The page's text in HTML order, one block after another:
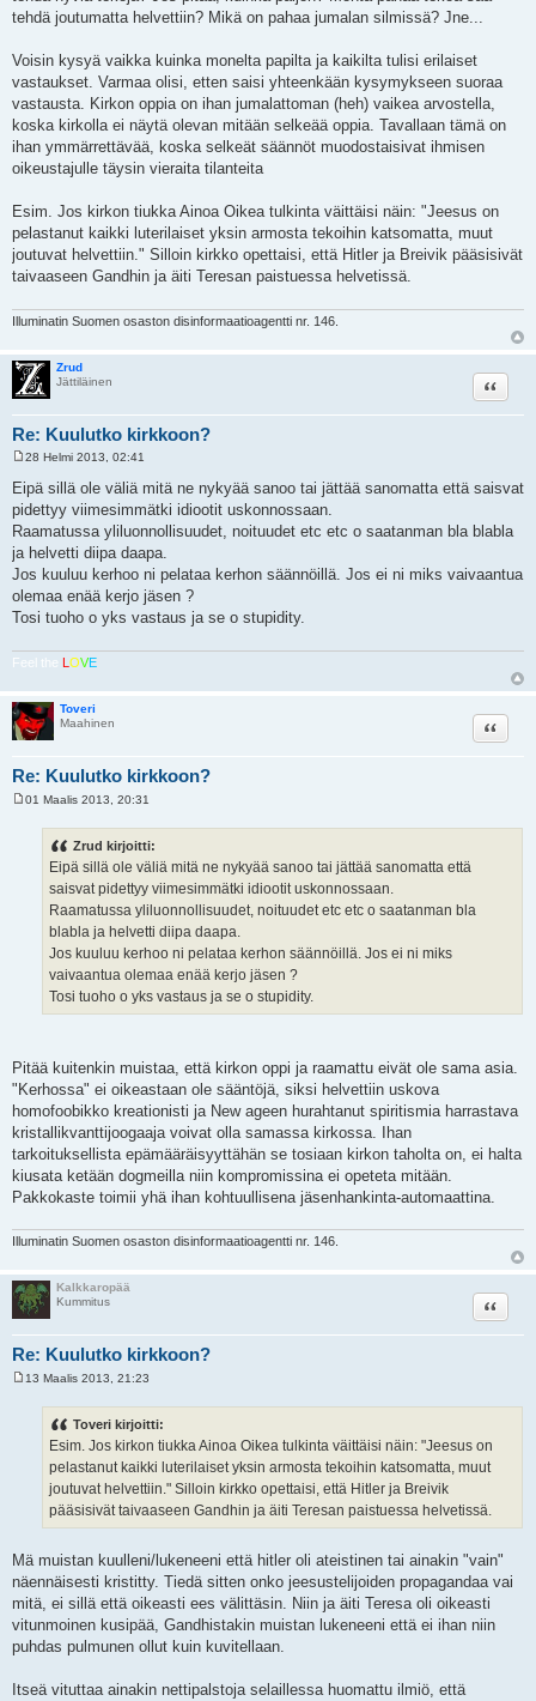
tehdä joutumatta helvettiin? Mikä on pahaa jumalan silmissä? Jne...
Voisin kysyä vaikka kuinka monelta papilta ja kaikilta tulisi erilaiset
vastaukset. Varmaa olisi, etten saisi yhteenkään kysymykseen suoraa
vastausta. Kirkon oppia on ihan jumalattoman (heh) vaikea arvostella,
koska kirkolla ei näytä olevan mitään selkeää oppia. Tavallaan tämä on
ihan ymmärrettävää, koska selkeät säännöt muodostaisivat ihmisen
oikeustajulle täysin vieraita tilanteita
Esim. Jos kirkon tiukka Ainoa Oikea tulkinta väittäisi näin: "Jeesus on
pelastanut kaikki luterilaiset yksin armosta tekoihin katsomatta, muut
joutuvat helvettiin." Silloin kirkko opettaisi, että Hitler ja Breivik pääsisivät
taivaaseen Gandhin ja äiti Teresan paistuessa helvetissä.
Illuminatin Suomen osaston disinformaatioagentti nr. 146.
Zrud
Jättiläinen
Re: Kuulutko kirkkoon?
Lainaa
i
e
s
t
i
28 Helmi 2013, 02:41
Eipä sillä ole väliä mitä ne nykyää sanoo tai jättää sanomatta että saisvat
pidettyy viimesimmätki idiootit uskonnossaan.
Raamatussa yliluonnollisuudet, noituudet etc etc o saatanman bla blabla
ja helvetti diipa daapa.
Jos kuuluu kerhoo ni pelataa kerhon säännöillä. Jos ei ni miks vaivaantua
olemaa enää kerjo jäsen ?
Tosi tuoho o yks vastaus ja se o stupidity.
Feel the L OVE
Toveri
Maahinen
Re: Kuulutko kirkkoon?
Lainaa
01 Maalis 2013, 20:31
Zrud kirjoitti:
Eipä sillä ole väliä mitä ne nykyää sanoo tai jättää sanomatta että
saisvat pidettyy viimesimmätki idiootit uskonnossaan.
Raamatussa yliluonnollisuudet, noituudet etc etc o saatanman bla
blabla ja helvetti diipa daapa.
Jos kuuluu kerhoo ni pelataa kerhon säännöillä. Jos ei ni miks
vaivaantua olemaa enää kerjo jäsen ?
Tosi tuoho o yks vastaus ja se o stupidity.
Pitää kuitenkin muistaa, että kirkon oppi ja raamattu eivät ole sama asia.
"Kerhossa" ei oikeastaan ole sääntöjä, siksi helvettiin uskova
homofoobikko kreationisti ja New ageen hurahtanut spiritismia harrastava
kristallikvanttijoogaaja voivat olla samassa kirkossa. Ihan
tarkoituksellista epämääräisyyttähän se tosiaan kirkon taholta on, ei halta
kiusata ketään dogmeilla niin kompromissina ei opeteta mitään.
Pakkokaste toimii yhä ihan kohtuullisena jäsenhankinta-automaattina.
Illuminatin Suomen osaston disinformaatioagentti nr. 146.
Kalkkaropää
Kummitus
Re: Kuulutko kirkkoon?
Lainaa
13 Maalis 2013, 21:23
Toveri kirjoitti:
Esim. Jos kirkon tiukka Ainoa Oikea tulkinta väittäisi näin: "Jeesus on
pelastanut kaikki luterilaiset yksin armosta tekoihin katsomatta, muut
joutuvat helvettiin." Silloin kirkko opettaisi, että Hitler ja Breivik
pääsisivät taivaaseen Gandhin ja äiti Teresan paistuessa helvetissä.
Mä muistan kuulleni/lukeneeni että hitler oli ateistinen tai ainakin "vain"
näennäisesti kristitty. Tiedä sitten onko jeesustelijoiden propagandaa vai
mitä, ei sillä että oikeasti ees välittäsin. Niin ja äiti Teresa oli oikeasti
vitunmoinen kusipää, Gandhistakin muistan lukeneeni että ei ihan niin
puhdas pulmunen ollut kuin kuvitellaan.
Itseä vituttaa ainakin nettipalstoja selaillessa huomattu ilmiö, että